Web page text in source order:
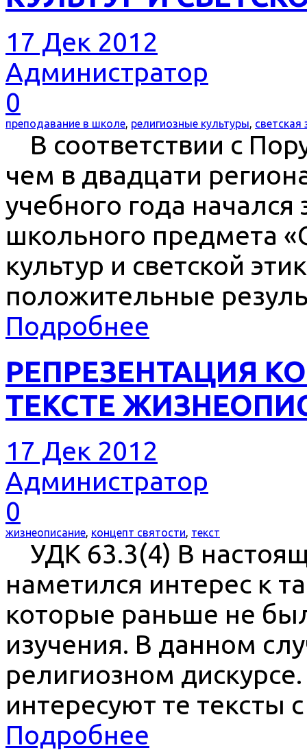
17 Дек 2012
Администратор
0
преподавание в школе, религиозные культуры, светская
В соответствии с
чем в двадцати
учебного года
школь­ного предмета
культур и светской
положительные
Подробнее
РЕПРЕЗЕНТАЦИЯ
ТЕКСТЕ
17 Дек 2012
Администратор
0
жизнеописание, концепт святости, текст
УДК 63.3(4) В
наметился интерес к
которые раньше не
изучения. В данном
религиозном
интересуют те тексты
Подробнее